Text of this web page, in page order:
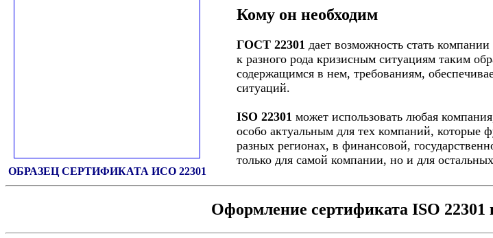
ОБРАЗЕЦ СЕРТИФИКАТА ИСО 22301
Кому он необходим
ГОСТ 22301 дает возможность стать
к разного рода кризисным ситуациям таким
содержащимся в нем, требованиям,
ситуаций.
ISO 22301 может использовать любая
особо актуальным для тех компаний,
разных регионах, в финансовой,
только для самой компании, но и для
Оформление сертификата ISO 22301